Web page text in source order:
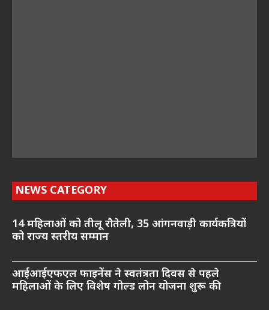
NEWS CATEGORY
14 महिलाओं को तीलू रौतेली, 35 आंगनवाड़ी कार्यकत्रियों
को राज्य स्तरीय सम्मान
आईआईएफएल फाइनेंस ने स्वतंत्रता दिवस से पहले
महिलाओं के लिए विशेष गोल्ड लोन योजना शुरू की